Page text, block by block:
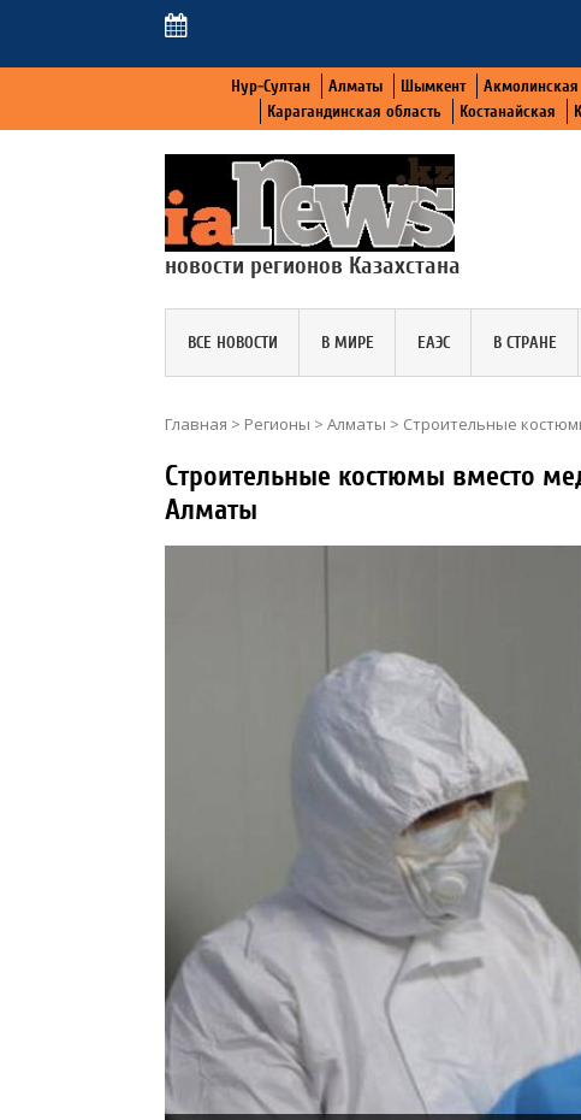
Нур-Султан Алматы Шымкент Акмолинская
Карагандинская область
Костанайская
новости регионов Казахстана
ВСЕ НОВОСТИ В МИРЕ ЕАЭС В СТРАНЕ
Главная > Регионы > Алматы > Строительные
Строительные костюмы вместо
Алматы